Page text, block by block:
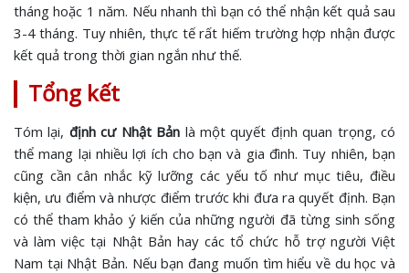
tháng hoặc 1 năm. Nếu nhanh thì bạn có thể nhận kết quả sau
3-4 tháng. Tuy nhiên, thực tế rất hiếm trường hợp nhận được
kết quả trong thời gian ngắn như thế.
Tổng kết
Tóm lại, định cư Nhật Bản là một quyết định quan trọng, có
thể mang lại nhiều lợi ích cho bạn và gia đình. Tuy nhiên, bạn
cũng cần cân nhắc kỹ lưỡng các yếu tố như mục tiêu, điều
kiện, ưu điểm và nhược điểm trước khi đưa ra quyết định. Bạn
có thể tham khảo ý kiến của những người đã từng sinh sống
và làm việc tại Nhật Bản hay các tổ chức hỗ trợ người Việt
Nam tại Nhật Bản. Nếu bạn đang muốn tìm hiểu về du học và